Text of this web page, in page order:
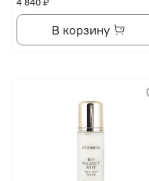
В корзину